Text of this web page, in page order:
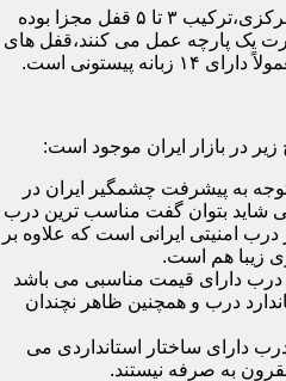
قفل مولتی پوینت:یا همان قفل مرکزی،ترکیب ۳ تا ۵ قفل مجزا بوده
یک پارچه عمل می کنند،قفل های
پیستونی است.
در بازار ایران موجود است:
به پیشرفت چشمگیر ایران در
شاید بتوان گفت مناسب ترین درب
امنیتی ایرانی است که علاوه بر
زیبا هم است.
دارای قیمت مناسبی می باشد
درب و همچنین ظاهر نچندان
دارای ساختار استانداردی می
به صرفه نیستند.